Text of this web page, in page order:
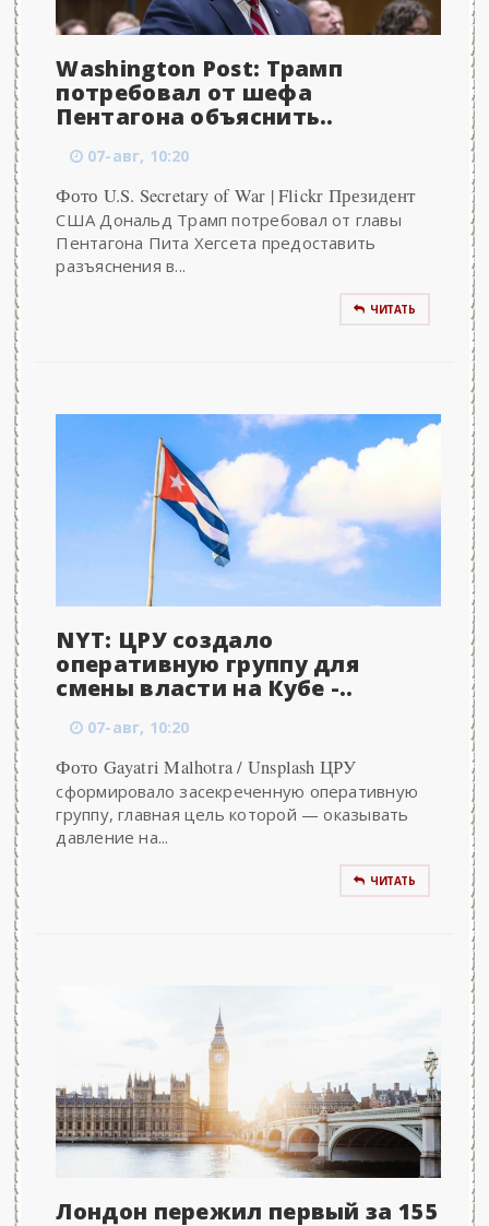
Washington Post: Трамп
потребовал от шефа
Пентагона объяснить..
07-авг, 10:20
Фото U.S. Secretary of War | Flickr Президент
США Дональд Трамп потребовал от главы
Пентагона Пита Хегсета предоставить
разъяснения в...
ЧИТАТЬ
NYT: ЦРУ создало
оперативную группу для
смены власти на Кубе -..
07-авг, 10:20
Фото Gayatri Malhotra / Unsplash ЦРУ
сформировало засекреченную оперативную
группу, главная цель которой — оказывать
давление на...
ЧИТАТЬ
Лондон пережил первый за 155